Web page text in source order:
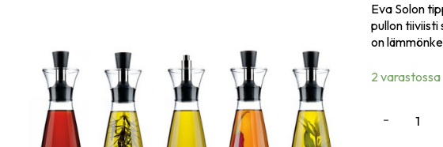
Eva Solon
pullon tiiviisti
on
2 varastossa
-